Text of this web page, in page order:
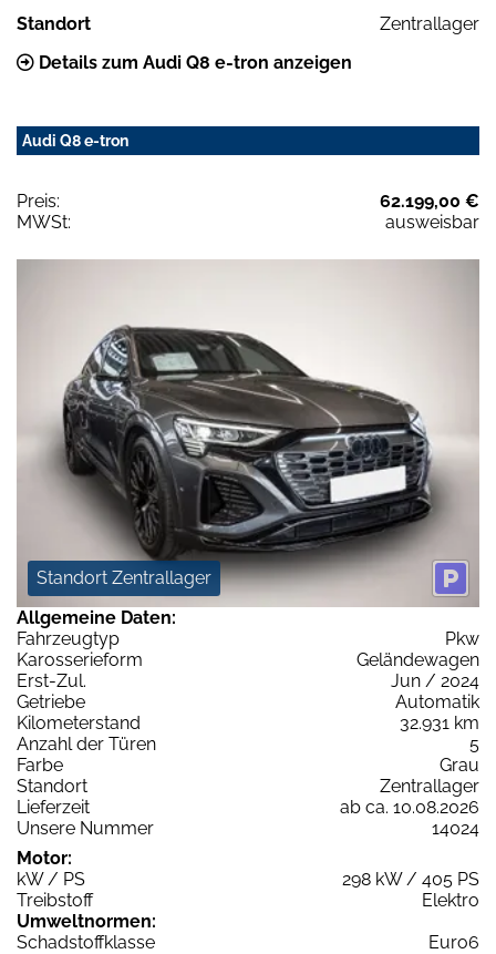
Standort
Zentrallager
Details zum Audi Q8 e-tron anzeigen
Audi Q8 e-tron
Preis:
62.199,00 €
MWSt:
ausweisbar
Standort Zentrallager
Allgemeine Daten:
Fahrzeugtyp
Pkw
Karosserieform
Geländewagen
Erst-Zul.
Jun / 2024
Getriebe
Automatik
Kilometerstand
32.931 km
Anzahl der Türen
5
Farbe
Grau
Standort
Zentrallager
Lieferzeit
ab ca. 10.08.2026
Unsere Nummer
14024
Motor:
kW / PS
298 kW / 405 PS
Treibstoff
Elektro
Umweltnormen:
Schadstoffklasse
Euro6